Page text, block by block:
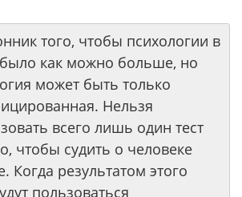
того, чтобы психологии в
как можно больше, но
может быть только
Нельзя
всего лишь один тест
чтобы судить о человеке
Когда результатом этого
пользоваться